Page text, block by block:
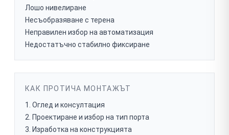
Лошо нивелиране
Несъобразяване с терена
Неправилен избор на автоматизация
Недостатъчно стабилно фиксиране
КАК ПРОТИЧА МОНТАЖЪТ
Оглед и консултация
Проектиране и избор на тип порта
Изработка на конструкцията